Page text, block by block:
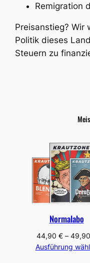
Remigration
Preisanstieg? Wir
Politik dieses
Steuern zu
Normalabo
44,90 €– 49,90
Ausführung